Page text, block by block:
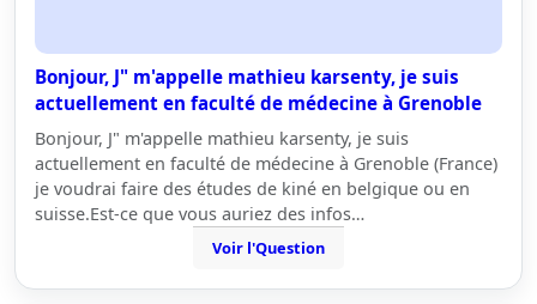
Bonjour, J" m'appelle mathieu karsenty, je suis
actuellement en faculté de médecine à Grenoble
Bonjour, J" m'appelle mathieu karsenty, je suis
actuellement en faculté de médecine à Grenoble (France)
je voudrai faire des études de kiné en belgique ou en
suisse.Est-ce que vous auriez des infos…
Voir l'Question